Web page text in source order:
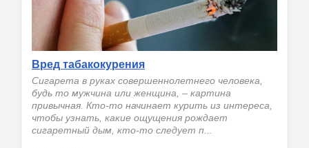
Вред табакокурения
Сигарета в руках совершеннолетнего человека,
будь то мужчина или женщина, – картина
привычная. Кто-то начинает курить из интереса,
чтобы узнать, какие ощущения рождает
сигаретный дым, кто-то следует п...